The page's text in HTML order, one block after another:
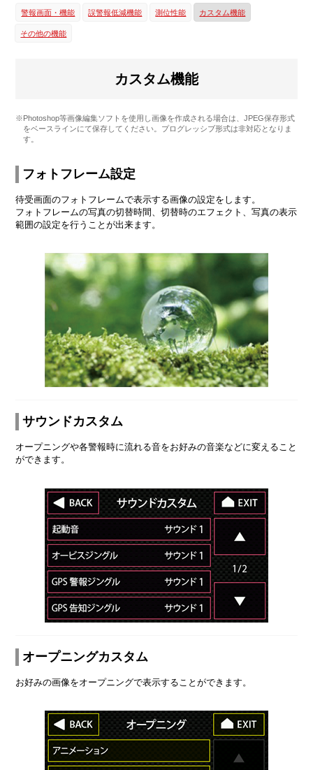
警報画面・機能 誤警報低減機能 測位性能 カスタム機能
その他の機能
カスタム機能
※Photoshop等画像編集ソフトを使用し画像を作成される場合は、JPEG保存形式
をベースラインにて保存してください。プログレッシブ形式は非対応となりま
す。
フォトフレーム設定
待受画面のフォトフレームで表示する画像の設定をします。
フォトフレームの写真の切替時間、切替時のエフェクト、写真の表示
範囲の設定を行うことが出来ます。
サウンドカスタム
オープニングや各警報時に流れる音をお好みの音楽などに変えること
ができます。
オープニングカスタム
お好みの画像をオープニングで表示することができます。